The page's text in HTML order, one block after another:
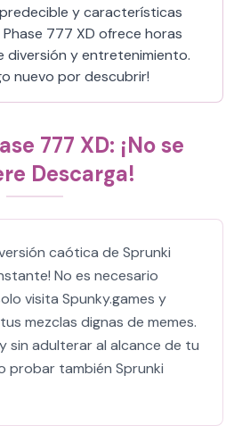
y características
777 XD ofrece horas
diversión y entretenimiento.
nuevo por descubrir!
777 XD: ¡No se
Descarga!
caótica de Sprunki
No es necesario
visita Spunky.games y
mezclas dignas de memes.
sin adulterar al alcance de tu
probar también Sprunki